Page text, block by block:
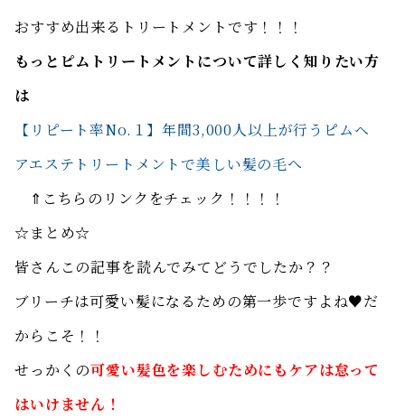
おすすめ出来るトリートメントです！！！
もっとピムトリートメントについて詳しく知りたい方
は
【リピート率No.１】年間3,000人以上が行うピムヘ
アエステトリートメントで美しい髪の毛へ
⇑こちらのリンクをチェック！！！！
☆まとめ☆
皆さんこの記事を読んでみてどうでしたか？？
ブリーチは可愛い髪になるための第一歩ですよね♥だ
からこそ！！
せっかくの可愛い髪色を楽しむためにもケアは怠って
はいけません！